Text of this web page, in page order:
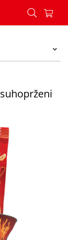
suhoprženi